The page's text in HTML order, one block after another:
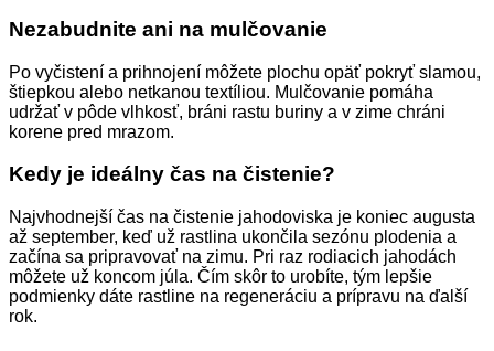
Nezabudnite ani na mulčovanie
Po vyčistení a prihnojení môžete plochu opäť pokryť slamou,
štiepkou alebo netkanou textíliou. Mulčovanie pomáha
udržať v pôde vlhkosť, bráni rastu buriny a v zime chráni
korene pred mrazom.
Kedy je ideálny čas na čistenie?
Najvhodnejší čas na čistenie jahodoviska je koniec augusta
až september, keď už rastlina ukončila sezónu plodenia a
začína sa pripravovať na zimu. Pri raz rodiacich jahodách
môžete už koncom júla. Čím skôr to urobíte, tým lepšie
podmienky dáte rastline na regeneráciu a prípravu na ďalší
rok.